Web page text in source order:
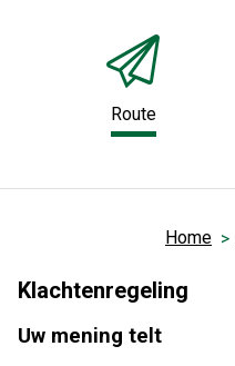
Route
Home
Klachtenregeling
Uw mening telt